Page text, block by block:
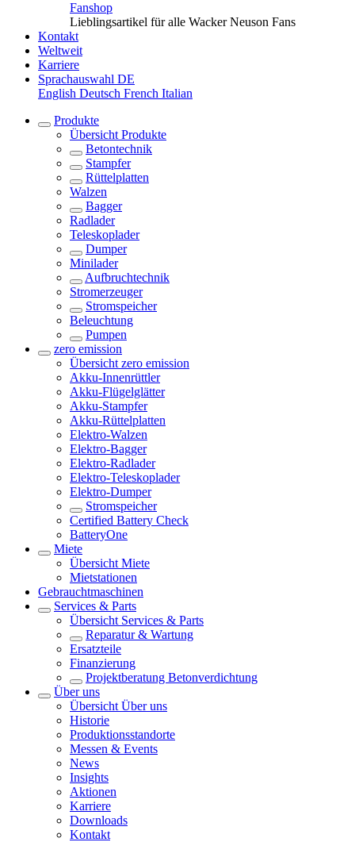
Fanshop
Lieblingsartikel für alle Wacker Neuson Fans
Kontakt
Weltweit
Karriere
Sprachauswahl DE
English Deutsch French Italian
Produkte
Übersicht Produkte
Betontechnik
Stampfer
Rüttelplatten
Walzen
Bagger
Radlader
Teleskoplader
Dumper
Minilader
Aufbruchtechnik
Stromerzeuger
Stromspeicher
Beleuchtung
Pumpen
zero emission
Übersicht zero emission
Akku-Innenrüttler
Akku-Flügelglätter
Akku-Stampfer
Akku-Rüttelplatten
Elektro-Walzen
Elektro-Bagger
Elektro-Radlader
Elektro-Teleskoplader
Elektro-Dumper
Stromspeicher
Certified Battery Check
BatteryOne
Miete
Übersicht Miete
Mietstationen
Gebrauchtmaschinen
Services & Parts
Übersicht Services & Parts
Reparatur & Wartung
Ersatzteile
Finanzierung
Projektberatung Betonverdichtung
Über uns
Übersicht Über uns
Historie
Produktionsstandorte
Messen & Events
News
Insights
Aktionen
Karriere
Downloads
Kontakt